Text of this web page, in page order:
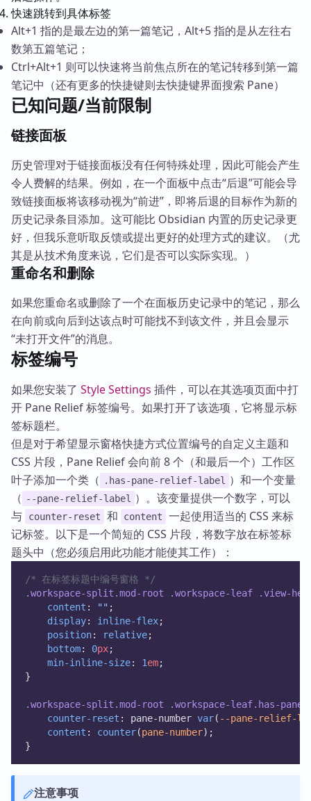
快速跳转到具体标签
Alt+1 指的是最左边的第一篇笔记，Alt+5 指的是从左往右
数第五篇笔记；
Ctrl+Alt+1 则可以快速将当前焦点所在的笔记转移到第一篇
笔记中（还有更多的快捷键则去快捷键界面搜索 Pane）
已知问题/当前限制
链接面板
历史管理对于链接面板没有任何特殊处理，因此可能会产生
令人费解的结果。例如，在一个面板中点击“后退”可能会导
致链接面板将该移动视为“前进”，即将后退的目标作为新的
历史记录条目添加。这可能比 Obsidian 内置的历史记录更
好，但我乐意听取反馈或提出更好的处理方式的建议。（尤
其是从技术角度来说，它们是否可以实际实现。）
重命名和删除
如果您重命名或删除了一个在面板历史记录中的笔记，那么
在向前或向后到达该点时可能找不到该文件，并且会显示
“未打开文件”的消息。
标签编号
如果您安装了 Style Settings 插件，可以在其选项页面中打
开 Pane Relief 标签编号。如果打开了该选项，它将显示标
签标题栏。
但是对于希望显示窗格快捷方式位置编号的自定义主题和
CSS 片段，Pane Relief 会向前 8 个（和最后一个）工作区
叶子添加一个类（
.has-pane-relief-label
）和一个变量
（ --pane-relief-label
）。该变量提供一个数字，可以
与
counter-reset 和 content
一起使用适当的 CSS 来标
记标签。以下是一个简短的 CSS 片段，将数字放在标签标
题头中（您必须启用此功能才能使其工作）：
/* 在标签标题中编号窗格 */
.workspace-split.mod-root
.workspace-leaf
.view-
content : "" ;
display: inline-flex;
position: relative;
bottom: 0px;
min-inline-size: 1em;
}
.workspace-split.mod-root
.workspace-leaf.has-
counter-reset : pane-number var( --pane-relief-
content : counter(pane-number);
}
注意事项